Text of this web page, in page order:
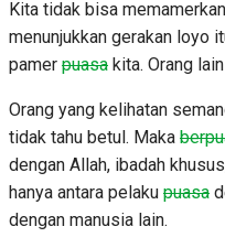
Kita tidak bisa memamerkan
menunjukkan gerakan loyo
pamer puasa kita. Orang
Orang yang kelihatan
tidak tahu betul. Maka
dengan Allah, ibadah
hanya antara pelaku puasa
dengan manusia lain.